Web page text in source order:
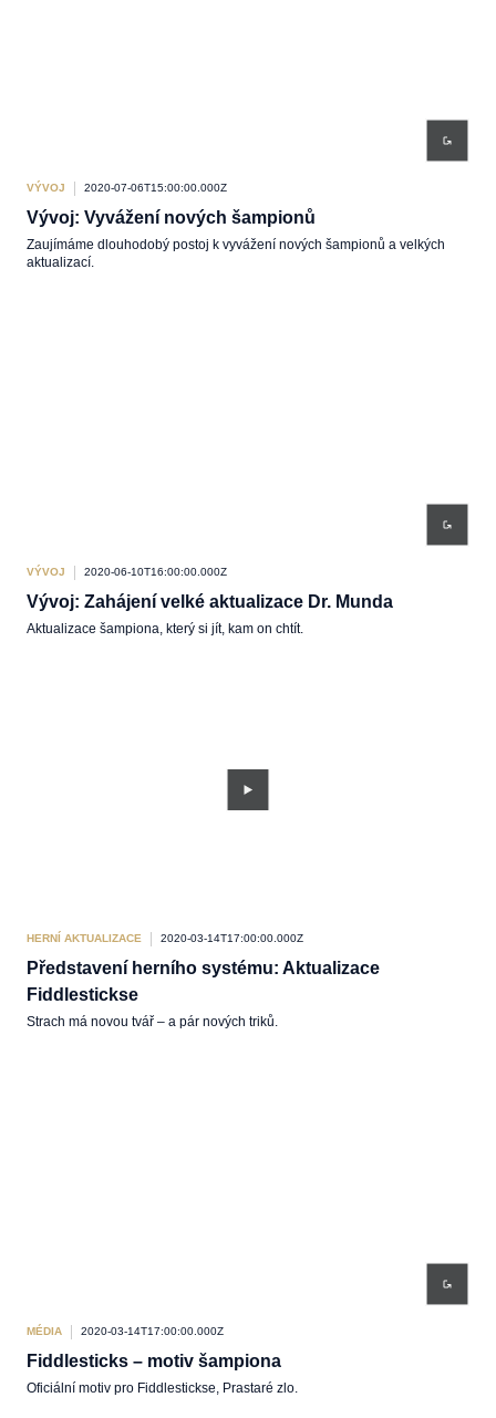
VÝVOJ 2020-07-06T15:00:00.000Z
Vývoj: Vyvážení nových šampionů
Zaujímáme dlouhodobý postoj k vyvážení nových šampionů a velkých
aktualizací.
VÝVOJ 2020-06-10T16:00:00.000Z
Vývoj: Zahájení velké aktualizace Dr. Munda
Aktualizace šampiona, který si jít, kam on chtít.
HERNÍ AKTUALIZACE 2020-03-14T17:00:00.000Z
Představení herního systému: Aktualizace
Fiddlestickse
Strach má novou tvář – a pár nových triků.
MÉDIA 2020-03-14T17:00:00.000Z
Fiddlesticks – motiv šampiona
Oficiální motiv pro Fiddlestickse, Prastaré zlo.